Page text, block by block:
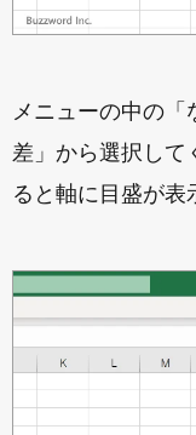
メニューの中の「
差」から選択して
ると軸に目盛が表